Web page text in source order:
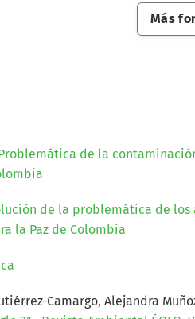
Más
de la
de la problemática de los
la Paz de Colombia
Camargo, Alejandra